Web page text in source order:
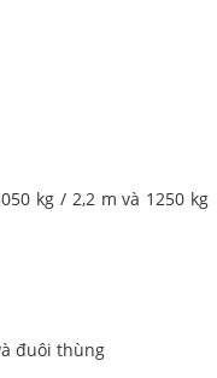
kg / 2,2 m và 1250 kg
đuôi thùng